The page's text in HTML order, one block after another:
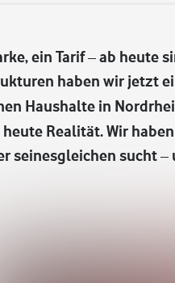
ein Tarif – ab heute
haben wir jetzt
Haushalte in
heute Realität. Wir
seinesgleichen sucht